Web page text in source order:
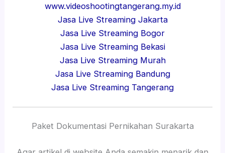
www.videoshootingtangerang.my.id
Jasa Live Streaming Jakarta
Jasa Live Streaming Bogor
Jasa Live Streaming Bekasi
Jasa Live Streaming Murah
Jasa Live Streaming Bandung
Jasa Live Streaming Tangerang
Paket Dokumentasi Pernikahan Surakarta